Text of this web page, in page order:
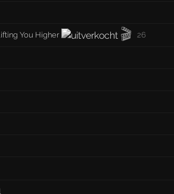
You Higher 🎬 26